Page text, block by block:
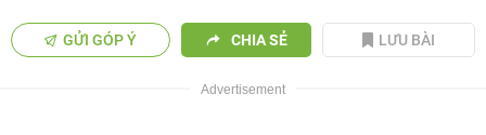
GỬI GÓP Ý CHIA SẺ LƯU BÀI